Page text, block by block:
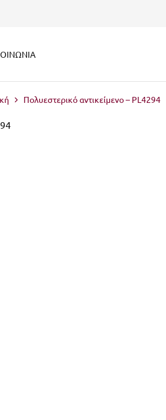
Πολυεστερικό αντικείμενο – PL4294